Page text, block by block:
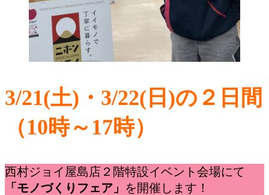
3/21(土)・3/22(日)の２日間
（10時～17時）
西村ジョイ屋島店２階特設イベント会場にて
「モノづくりフェア」 を開催します！